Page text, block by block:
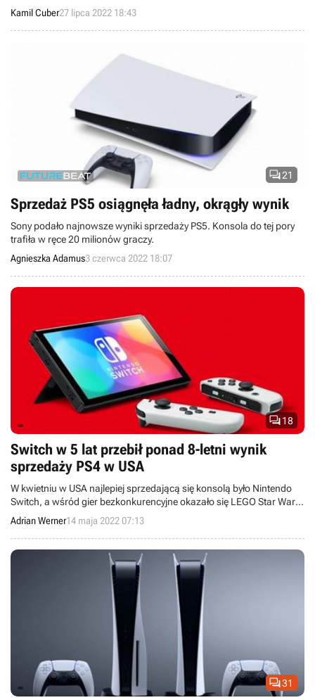
Kamil Cuber27 lipca 2022 18:43
21
Sprzedaż PS5 osiągnęła ładny, okrągły wynik
Sony podało najnowsze wyniki sprzedaży PS5. Konsola do tej pory
trafiła w ręce 20 milionów graczy.
Agnieszka Adamus3 czerwca 2022 18:07
18
Switch w 5 lat przebił ponad 8-letni wynik
sprzedaży PS4 w USA
W kwietniu w USA najlepiej sprzedającą się konsolą było Nintendo
Switch, a wśród gier bezkonkurencyjne okazało się LEGO Star Wars:
The Skywalker Saga.
Adrian Werner14 maja 2022 07:13
31